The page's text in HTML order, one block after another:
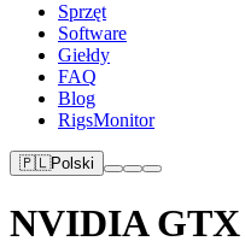
Sprzęt
Software
Giełdy
FAQ
Blog
RigsMonitor
🇵🇱Polski
NVIDIA GTX